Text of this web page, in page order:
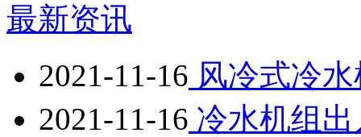
最新资讯
2021-11-16 风冷式冷
2021-11-16 冷水机组